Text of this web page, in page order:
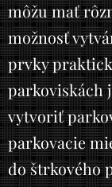
môžu mať
možnosť
prvky
parkoviskách
vytvoriť
parkovacie
do štrkového